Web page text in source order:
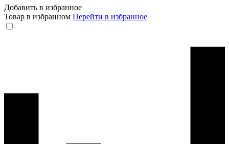
Добавить в избранное
Товар в избранном Перейти в избранное